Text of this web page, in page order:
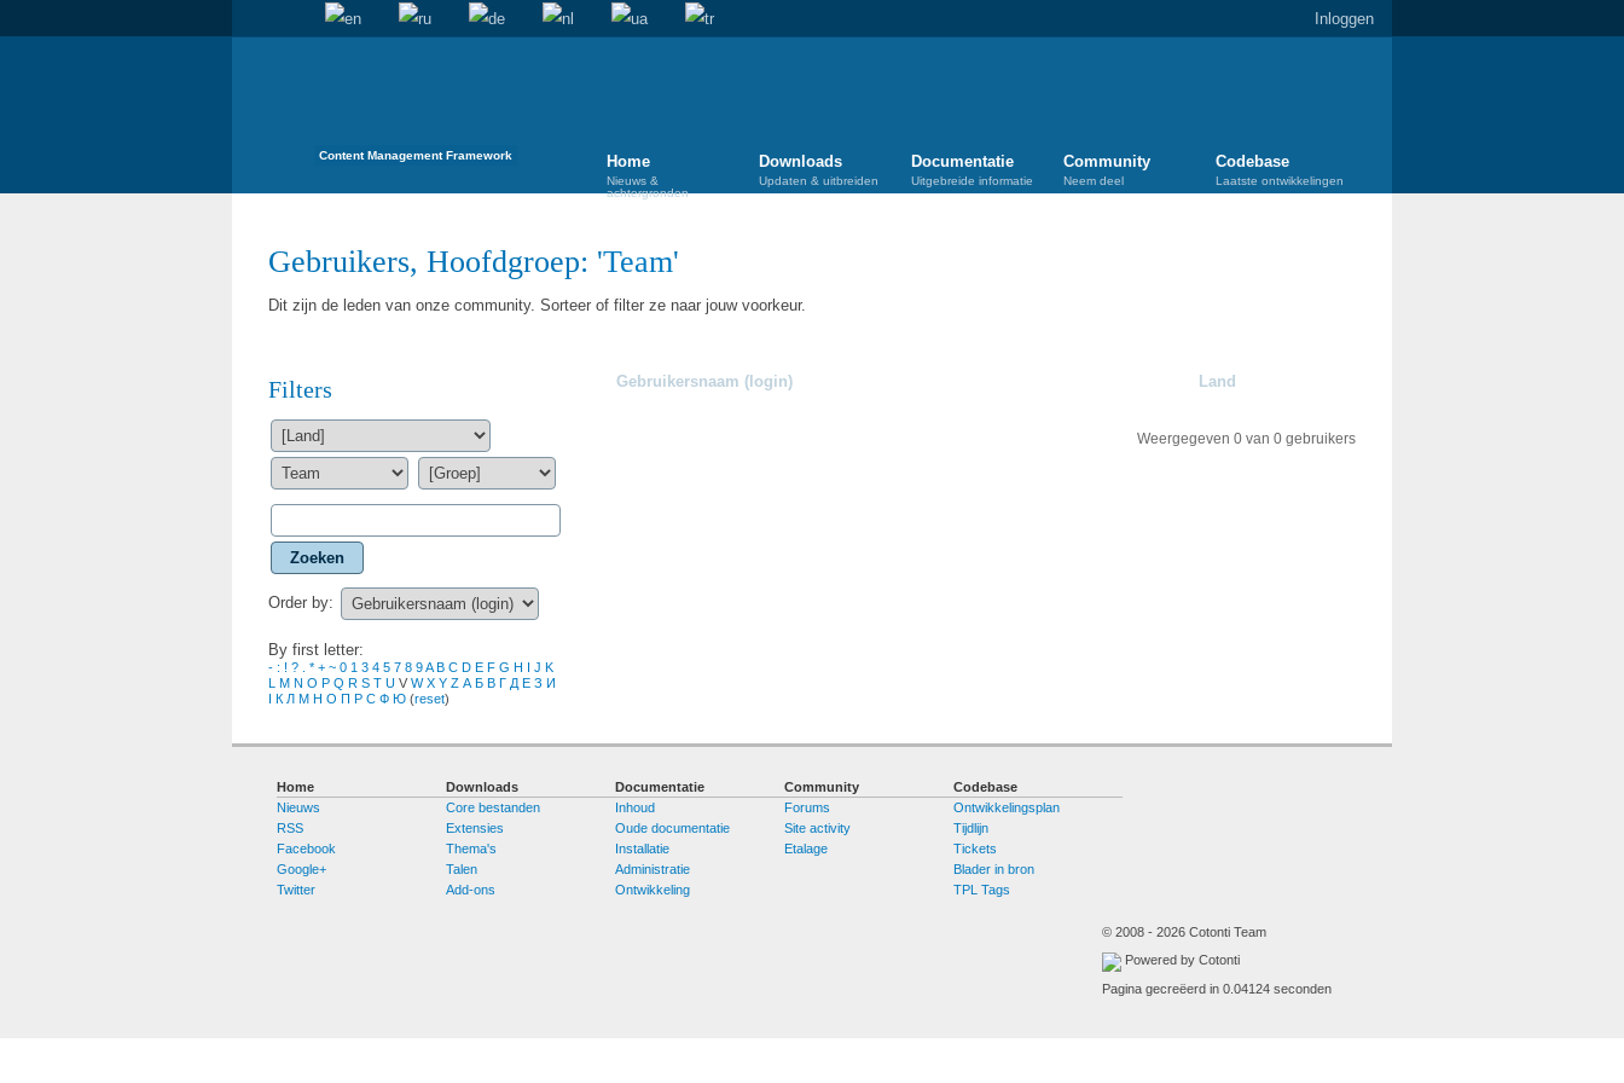
Inloggen
Content Management Framework Home
Nieuws &
achtergronden
Downloads
Updaten & uitbreiden
Documentatie
Uitgebreide informatie
Community
Neem deel
Codebase
Laatste ontwikkelingen
Gebruikers, Hoofdgroep: 'Team'
Dit zijn de leden van onze community. Sorteer of filter ze naar jouw voorkeur.
Filters
Zoeken
Order by:
By first letter:
- : ! ? * + ~ 0 1 3 4 5 7 8 9A B C D E F G H J K
M N O P Q R S T U V W X Y Z А Б В Г Д Е З И
К Л М Н О П Р С Ф Ю (reset)
Gebruikersnaam (login) Land
Weergegeven 0 van 0 gebruikers
Home
Nieuws
RSS
Facebook
Google+
Twitter
Downloads
Core bestanden
Extensies
Thema's
Talen
Add-ons
Documentatie
Inhoud
Oude documentatie
Installatie
Administratie
Ontwikkeling
Community
Forums
Site activity
Etalage
Codebase
Ontwikkelingsplan
Tijdlijn
Tickets
Blader in bron
TPL Tags
© 2008 - 2026 Cotonti Team
Powered by Cotonti
Pagina gecreëerd in 0.04124 seconden